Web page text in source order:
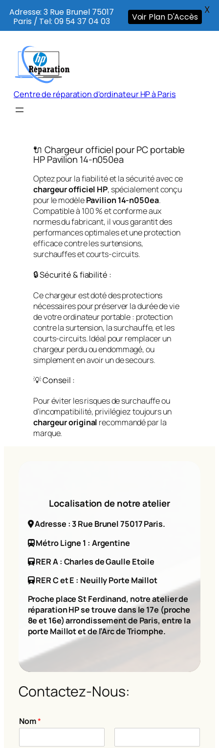
contenu
Centre de réparation d'ordinateur HP à Paris
🔌 Chargeur officiel pour PC portable
HP Pavilion 14-n050ea
Optez pour la fiabilité et la sécurité avec ce
chargeur officiel HP, spécialement conçu
pour le modèlePavilion 14-n050ea.
Compatible à 100 % et conforme aux
normes du fabricant, il vous garantit des
performances optimales et une protection
efficace contre les surtensions,
surchauffes et courts-circuits.
🔒 Sécurité & fiabilité :
Ce chargeur est doté des protections
nécessaires pour préserver la durée de vie
de votre ordinateur portable : protection
contre la surtension, la surchauffe, et les
courts-circuits. Idéal pour remplacer un
chargeur perdu ou endommagé, ou
simplement en avoir un de secours.
💡 Conseil :
Pour éviter les risques de surchauffe ou
d’incompatibilité, privilégiez toujours un
chargeur original recommandé par la
marque.
Localisation de notre atelier
Adresse : 3 Rue Brunel 75017 Paris.
Métro Ligne 1 : Argentine
RER A : Charles de Gaulle Etoile
RER C et E : Neuilly Porte Maillot
Proche place St Ferdinand, notre atelier de
réparation HP se trouve dans le 17e (proche
8e et 16e) arrondissement de Paris, entre la
porte Maillot et de l’Arc de Triomphe.
Contactez-Nous:
o
u
o
Nom*
Adresse: 3 Rue Brunel 75017
Paris / Tel: 09 54 37 04 03
Voir Plan D'Accès
X